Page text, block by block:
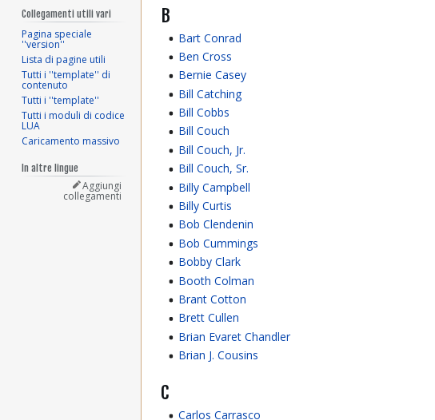
B
Bart Conrad
Ben Cross
Bernie Casey
Bill Catching
Bill Cobbs
Bill Couch
Bill Couch, Jr.
Bill Couch, Sr.
Billy Campbell
Billy Curtis
Bob Clendenin
Bob Cummings
Bobby Clark
Booth Colman
Brant Cotton
Brett Cullen
Brian Evaret Chandler
Brian J. Cousins
C
Carlos Carrasco
Collegamenti utili vari
Pagina speciale
''version''
Lista di pagine utili
Tutti i ''template'' di
contenuto
Tutti i ''template''
Tutti i moduli di codice
LUA
Caricamento massivo
In altre lingue
Aggiungi
collegamenti